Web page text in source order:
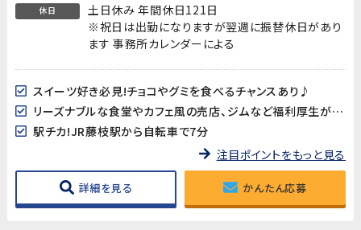
休日
土日休み 年間休日121日
※祝日は出勤になりますが翌週に振替休日があり
ます 事務所カレンダーによる
スイーツ好き必見!チョコやグミを食べるチャンスあり♪
リーズナブルな食堂やカフェ風の売店、ジムなど福利厚生が充実♪
駅チカ!JR藤枝駅から自転車で7分
注目ポイントをもっと見る
詳細を見る かんたん応募